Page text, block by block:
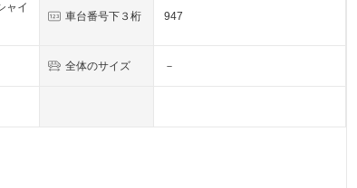
ャイ
車台番号下３桁 947
全体のサイズ －